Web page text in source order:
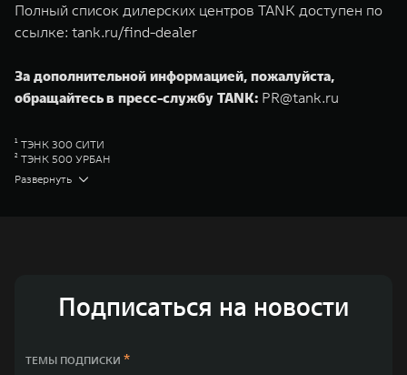
Полный список дилерских центров TANK доступен по
ссылке: tank.ru/find-dealer
За дополнительной информацией, пожалуйста,
обращайтесь в пресс-службу TANK: PR@tank.ru
¹ ТЭНК 300 СИТИ
² ТЭНК 500 УРБАН
³ ТЭНК 500 БЛЭКТРЭЙЛ
⁴ ОРА 03
GWM включает проектирование, исследования и разработки,
производство, продажу и обслуживание автомобилей и запчастей.
использующих альтернативные источники энергии. Это обеспечивает
Развернуть
Подписаться на новости
ТЕМЫ ПОДПИСКИ *